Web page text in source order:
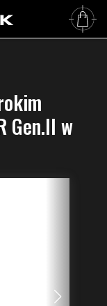
broni RAGNAROK
w kolorze Coyote
Gen.II w